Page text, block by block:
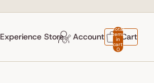
Experience Store Account
Total
items
in
cart:
0
Cart